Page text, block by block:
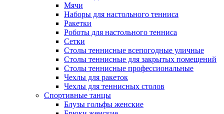
Мячи
Наборы для настольного тенниса
Ракетки
Роботы для настольного тенниса
Сетки
Столы теннисные всепогодные уличные
Столы теннисные для закрытых помещений
Столы теннисные профессиональные
Чехлы для ракеток
Чехлы для теннисных столов
Спортивные танцы
Блузы гольфы женские